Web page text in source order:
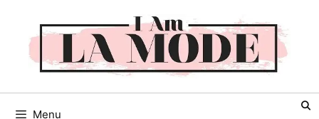
contenu
Menu